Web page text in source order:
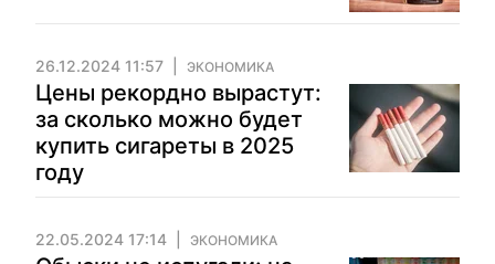
26.12.2024 11:57 ЭКОНОМИКА
Цены рекордно вырастут:
за сколько можно будет
купить сигареты в 2025
году
22.05.2024 17:14 ЭКОНОМИКА